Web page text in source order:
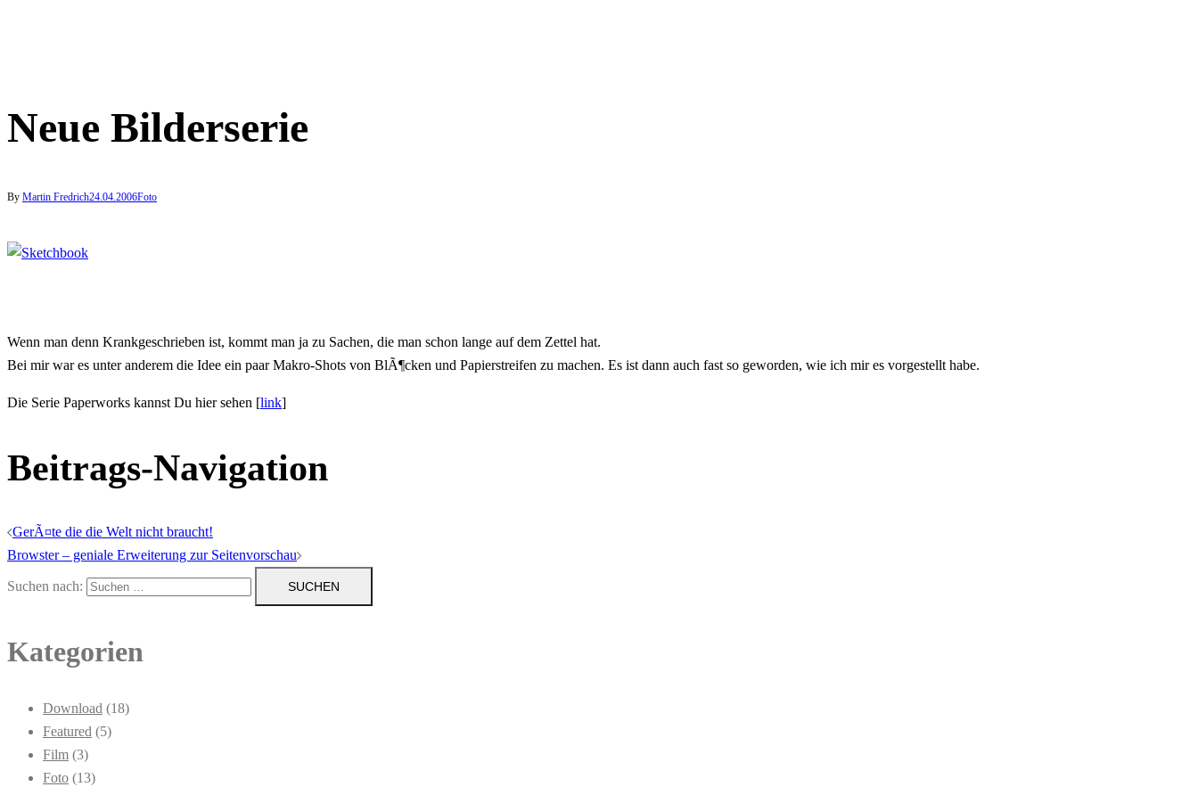
Neue Bilderserie
By Martin Fredrich24.04.2006Foto
Wenn man denn Krankgeschrieben ist, kommt man ja zu Sachen, die man schon lange auf dem Zettel hat.
Bei mir war es unter anderem die Idee ein paar Makro-Shots von BlÃ¶cken und Papierstreifen zu machen. Es ist dann auch fast so geworden, wie ich mir es vorgestellt habe.
Die Serie Paperworks kannst Du hier sehen [link]
Beitrags-Navigation
GerÃ¤te die die Welt nicht braucht!
Browster – geniale Erweiterung zur Seitenvorschau
Suchen nach:
Kategorien
Download (18)
Featured (5)
Film (3)
Foto (13)